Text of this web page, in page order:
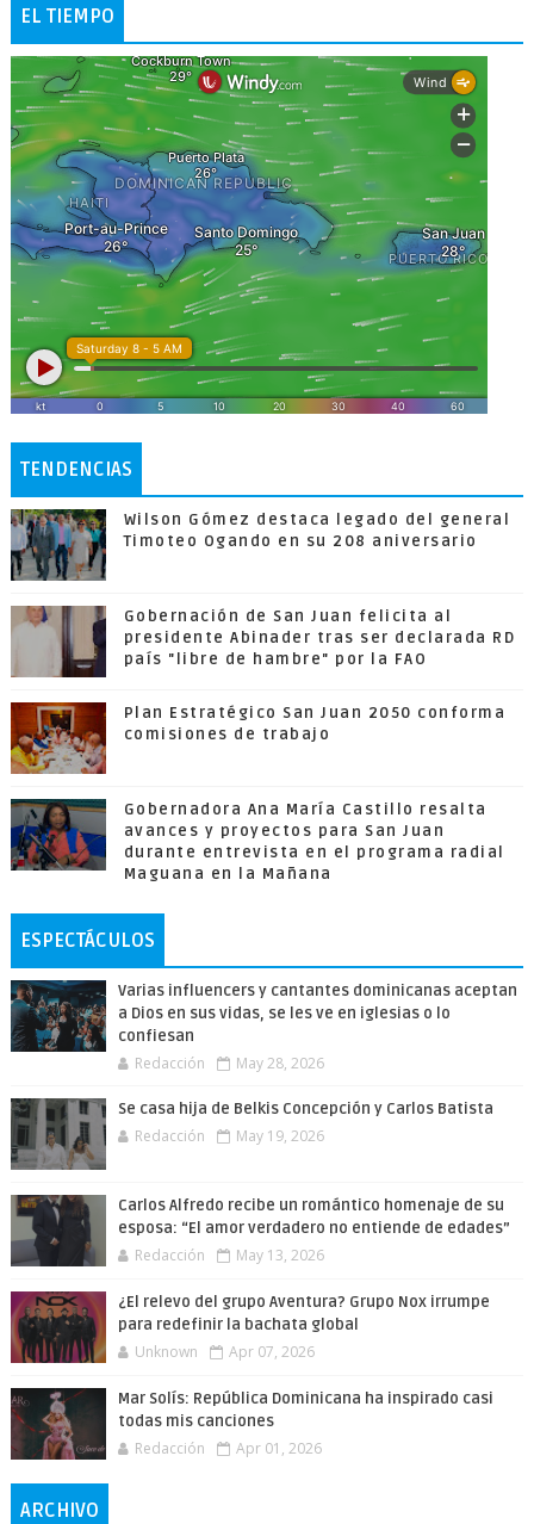
EL TIEMPO
TENDENCIAS
Wilson Gómez destaca legado del general
Timoteo Ogando en su 208 aniversario
Gobernación de San Juan felicita al
presidente Abinader tras ser declarada RD
país "libre de hambre" por la FAO
Plan Estratégico San Juan 2050 conforma
comisiones de trabajo
Gobernadora Ana María Castillo resalta
avances y proyectos para San Juan
durante entrevista en el programa radial
Maguana en la Mañana
ESPECTÁCULOS
Varias influencers y cantantes dominicanas aceptan
a Dios en sus vidas, se les ve en iglesias o lo
confiesan
Redacción May 28, 2026
Se casa hija de Belkis Concepción y Carlos Batista
Redacción May 19, 2026
Carlos Alfredo recibe un romántico homenaje de su
esposa: “El amor verdadero no entiende de edades”
Redacción May 13, 2026
¿El relevo del grupo Aventura? Grupo Nox irrumpe
para redefinir la bachata global
Unknown Apr 07, 2026
Mar Solís: República Dominicana ha inspirado casi
todas mis canciones
Redacción Apr 01, 2026
ARCHIVO